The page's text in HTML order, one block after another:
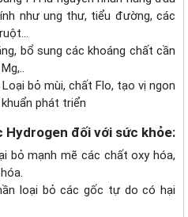
như ung thư, tiểu đường, các
bổ sung các khoáng chất cần
bỏ mùi, chất Flo, tạo vị ngon
phát triển
Hydrogen đối với sức khỏe:
bỏ mạnh mẽ các chất oxy hóa,
loại bỏ các gốc tự do có hại